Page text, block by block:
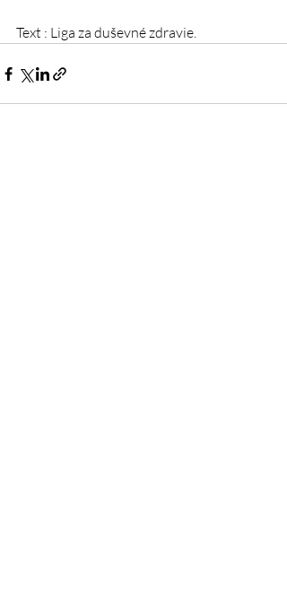
Text : Liga za duševné zdravie.